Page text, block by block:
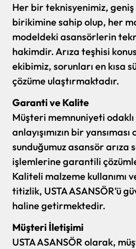
Her bir teknisyenimiz,
birikimine sahip olup, her
modeldeki asansörlerin
hakimdir. Arıza teşhisi
ekibimiz, sorunları en kısa
çözüme ulaştırmaktadır.
Garanti ve Kalite
Müşteri memnuniyeti
anlayışımızın bir
sunduğumuz asansör arıza
işlemlerine garantili
Kaliteli malzeme kullanımı
titizlik, USTA ASANSÖR’ü
haline getirmektedir.
Müşteri İletişimi
USTA ASANSÖR olarak,